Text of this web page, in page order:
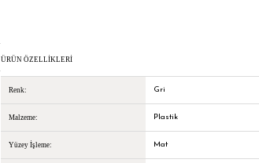
ÜRÜN ÖZELLIKLERI
Renk: Gri
Malzeme: Plastik
Yüzey İşleme: Mat